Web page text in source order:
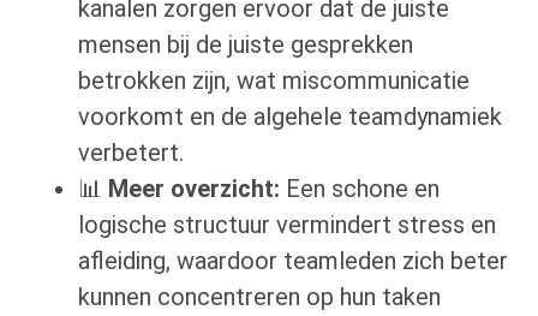
kanalen zorgen ervoor dat de juiste
mensen bij de juiste gesprekken
betrokken zijn, wat miscommunicatie
voorkomt en de algehele teamdynamiek
verbetert.
📊 Meer overzicht: Een schone en
logische structuur vermindert stress en
afleiding, waardoor teamleden zich beter
kunnen concentreren op hun taken